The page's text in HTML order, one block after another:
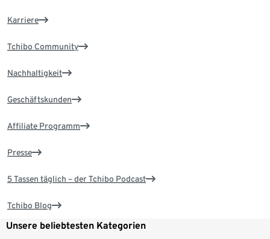
Karriere
Tchibo Community
Nachhaltigkeit
Geschäftskunden
Affiliate Programm
Presse
5 Tassen täglich – der Tchibo Podcast
Tchibo Blog
Unsere beliebtesten Kategorien